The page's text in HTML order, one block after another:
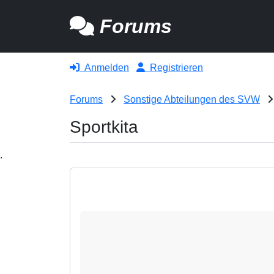
Forums
Anmelden Registrieren
Forums Sonstige Abteilungen des SVW
Sportkita
.